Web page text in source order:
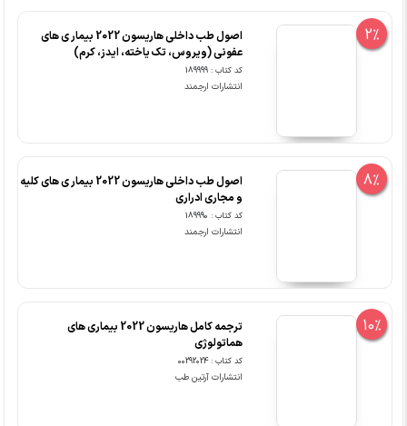
2%
اصول طب داخلی هاریسون 2022 بیمار ی های
عفونی (ویروس، تک یاخته، ایدز، کرم)
کد کتاب : 189999
انتشارات ارجمند
8%
اصول طب داخلی هاریسون 2022 بیمار ی های کلیه
و مجاری ادراری
کد کتاب : 189990
انتشارات ارجمند
10%
ترجمه کامل هاریسون 2022 بیماری های
هماتولوژی
کد کتاب : 00292024
انتشارات آرتین طب